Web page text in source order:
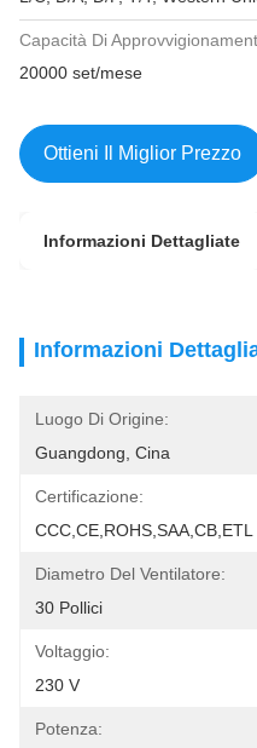
Capacità Di
20000 set/mese
Ottieni Il Miglior Prezzo
Informazioni Dettagliate
Informazioni
Luogo Di Origine:
Guangdong, Cina
Certificazione:
CCC,CE,ROHS,SAA,CB,ETL
Diametro Del Ventilatore:
30 Pollici
Voltaggio:
230 V
Potenza: